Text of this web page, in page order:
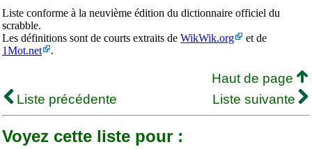
Liste conforme à la neuvième édition du dictionnaire officiel du
scrabble.
Les définitions sont de courts extraits de WikWik.org
et de
1Mot.net
.
Haut de page
Liste précédente
Liste suivante
Voyez cette liste pour :